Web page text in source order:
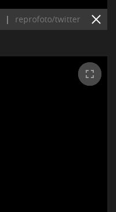
| reprofoto/twitter